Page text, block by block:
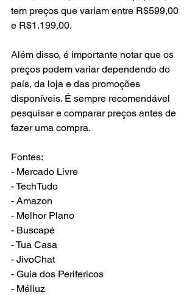
tem preços que variam entre R$599,00
e R$1.199,00.
Além disso, é importante notar que os
preços podem variar dependendo do
país, da loja e das promoções
disponíveis. É sempre recomendável
pesquisar e comparar preços antes de
fazer uma compra.
Fontes:
- Mercado Livre
- TechTudo
- Amazon
- Melhor Plano
- Buscapé
- Tua Casa
- JivoChat
- Guia dos Perifericos
- Méliuz